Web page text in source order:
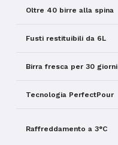
Oltre 40 birre alla spina
Fusti restituibili da 6L
Birra fresca per 30 giorni
Tecnologia PerfectPour
Raffreddamento a 3°C